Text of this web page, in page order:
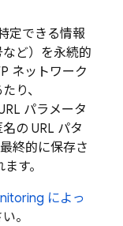
定できる情報
など）を永続的
ネットワーク
り、
パラメータ
の URL パタ
終的に保存さ
す。
によっ
。